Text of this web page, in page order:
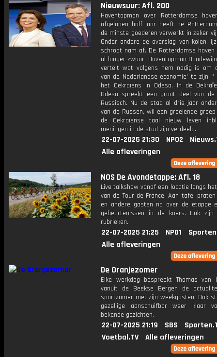
Nieuwsuur: Afl. 200
Haventopman over Rotterdamse
afgelopen half jaar heeft de
de minste goederen verwerkt in zeker
Onder andere de overslag van kolen,
schroot nam af. De Rotterdamse
al langer zwaar. Haventopman
vertelt wat volgens hem nodig is om
van de Nederlandse economie' te zijn.
het Oekraïens in Odesa. In de
Odesa spreekt een groot deel van de
Russisch. Nu de stad al drie jaar
van de Russen, wil een groeiende
de Oekraïense taal nieuw leven
meningen in de stad zijn verdeeld.
22-07-2025 21:30 NPO2
Alle afleveringen
NOS De Avondetappe: Afl. 18
Live talkshow vanaf een locatie langs
van de Tour de France. Aan tafel
en andere gasten na over de etappe
gebeurtenissen in de koers. Ook
rubrieken.
22-07-2025 21:25 NPO1
Alle afleveringen
De Oranjezomer
Elke werkdag bespreekt Thomas van
vanuit de Beekse Bergen de
sportzomer met zijn weekgasten. Ook
gezellige aanschuifbar weer klaar
bekende gezichten.
22-07-2025 21:19 SBS
Voetbal.TV
Alle afleveringen